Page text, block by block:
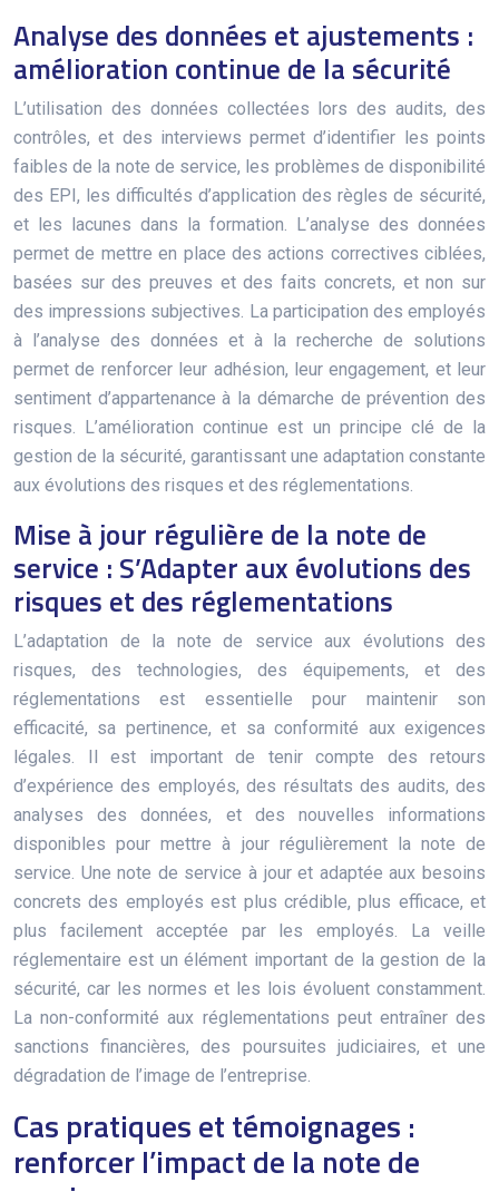
Analyse des données et ajustements :
amélioration continue de la sécurité
L’utilisation des données collectées lors des audits, des
contrôles, et des interviews permet d’identifier les points
faibles de la note de service, les problèmes de disponibilité
des EPI, les difficultés d’application des règles de sécurité,
et les lacunes dans la formation. L’analyse des données
permet de mettre en place des actions correctives ciblées,
basées sur des preuves et des faits concrets, et non sur
des impressions subjectives. La participation des employés
à l’analyse des données et à la recherche de solutions
permet de renforcer leur adhésion, leur engagement, et leur
sentiment d’appartenance à la démarche de prévention des
risques. L’amélioration continue est un principe clé de la
gestion de la sécurité, garantissant une adaptation constante
aux évolutions des risques et des réglementations.
Mise à jour régulière de la note de
service : S’Adapter aux évolutions des
risques et des réglementations
L’adaptation de la note de service aux évolutions des
risques, des technologies, des équipements, et des
réglementations est essentielle pour maintenir son
efficacité, sa pertinence, et sa conformité aux exigences
légales. Il est important de tenir compte des retours
d’expérience des employés, des résultats des audits, des
analyses des données, et des nouvelles informations
disponibles pour mettre à jour régulièrement la note de
service. Une note de service à jour et adaptée aux besoins
concrets des employés est plus crédible, plus efficace, et
plus facilement acceptée par les employés. La veille
réglementaire est un élément important de la gestion de la
sécurité, car les normes et les lois évoluent constamment.
La non-conformité aux réglementations peut entraîner des
sanctions financières, des poursuites judiciaires, et une
dégradation de l’image de l’entreprise.
Cas pratiques et témoignages :
renforcer l’impact de la note de